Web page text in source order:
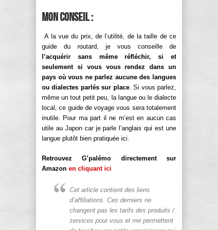
Mon conseil :
A la vue du prix, de l’utilité, de la taille de ce
guide du routard, je vous conseille de
l’acquérir sans même réfléchir, si et
seulement si vous vous rendez dans un
pays où vous ne parlez aucune des langues
ou dialectes parlés sur place. Si vous parlez,
même un tout petit peu, la langue ou le dialecte
local, ce guide de voyage vous sera totalement
inutile. Pour ma part il ne m’est en aucun cas
utile au Japon car je parle l’anglais qui est une
langue plutôt bien pratiquée ici.
Retrouvez G’palémo directement sur
Amazon en cliquant ici
Cet article contient des liens
d’affiliations. Ces derniers ne
changent pas les tarifs des produits /
services pour vous et me permettent